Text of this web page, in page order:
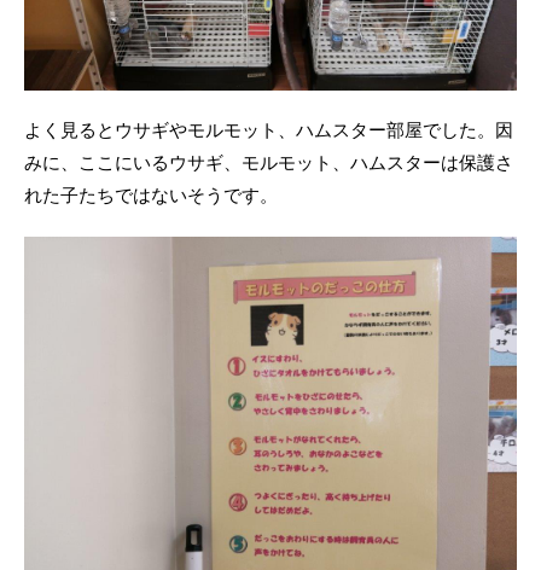
よく見るとウサギやモルモット、ハムスター部屋でした。因
みに、ここにいるウサギ、モルモット、ハムスターは保護さ
れた子たちではないそうです。